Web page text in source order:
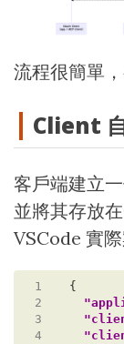
流程很簡單
Client
客戶端建立
並將其存放
VSCode 實
1
2
3
4